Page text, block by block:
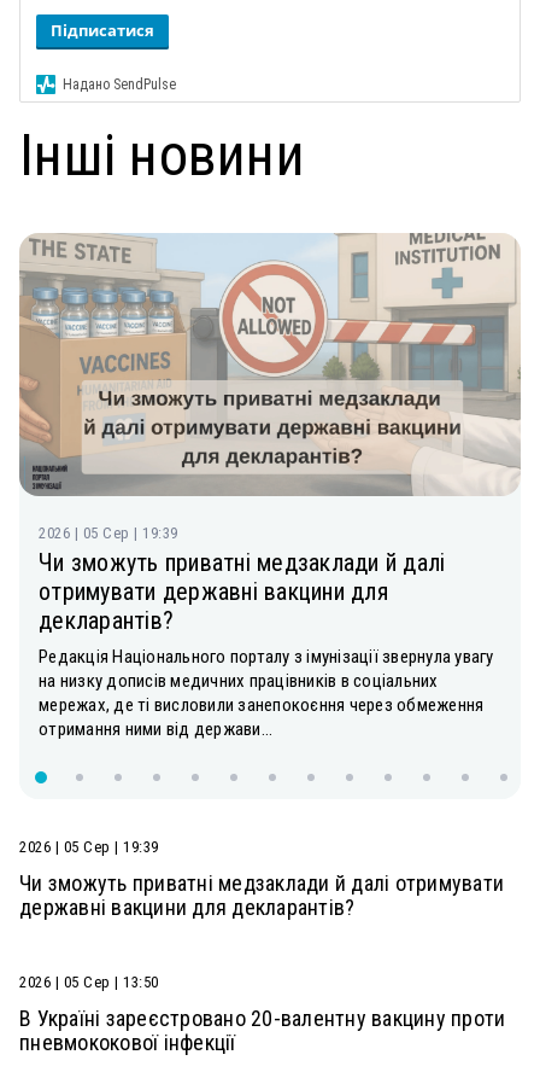
Підписатися
Надано SendPulse
Інші новини
2026 | 05 Сер | 19:39
Чи зможуть приватні медзаклади й далі
отримувати державні вакцини для
декларантів?
Редакція Національного порталу з імунізації звернула увагу
на низку дописів медичних працівників в соціальних
мережах, де ті висловили занепокоєння через обмеження
отримання ними від держави...
2026 | 05 Сер | 19:39
Чи зможуть приватні медзаклади й далі отримувати
державні вакцини для декларантів?
2026 | 05 Сер | 13:50
В Україні зареєстровано 20-валентну вакцину проти
пневмококової інфекції